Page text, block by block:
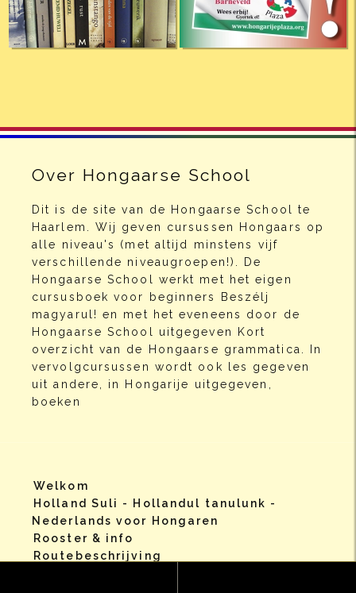
Over Hongaarse School
Dit is de site van de Hongaarse School te
Haarlem. Wij geven cursussen Hongaars op
alle niveau's (met altijd minstens vijf
verschillende niveaugroepen!). De
Hongaarse School werkt met het eigen
cursusboek voor beginners Beszélj
magyarul! en met het eveneens door de
Hongaarse School uitgegeven Kort
overzicht van de Hongaarse grammatica. In
vervolgcursussen wordt ook les gegeven
uit andere, in Hongarije uitgegeven,
boeken
Welkom
Holland Suli - Hollandul tanulunk -
Nederlands voor Hongaren
Rooster & info
Routebeschrijving